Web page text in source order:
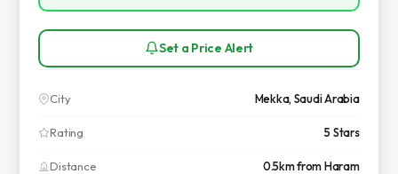
Set a Price Alert
City Mekka, Saudi Arabia
Rating 5 Stars
Distance 0.5km from Haram